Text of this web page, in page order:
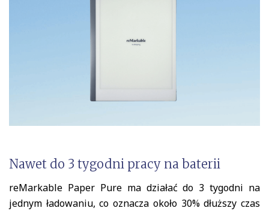
Nawet do 3 tygodni pracy na baterii
reMarkable Paper Pure ma działać do 3 tygodni na
jednym ładowaniu, co oznacza około 30% dłuższy czas